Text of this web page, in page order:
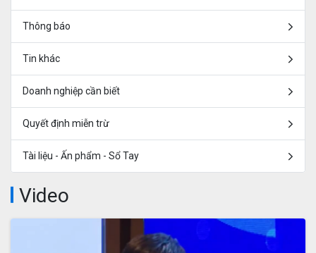
Thông báo
Tin khác
Doanh nghiệp cần biết
Quyết định miễn trừ
Tài liệu - Ấn phẩm - Sổ Tay
Video